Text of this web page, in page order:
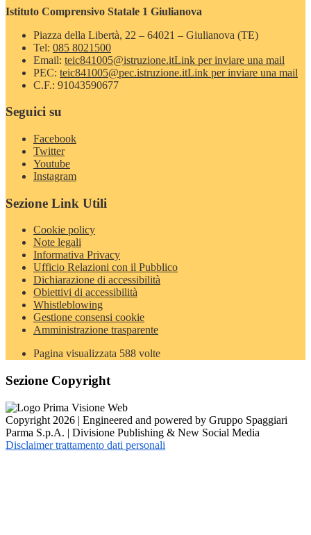
Istituto Comprensivo Statale 1 Giulianova
Piazza della Libertà, 22 – 64021 – Giulianova (TE)
Tel: 085 8021500
Email: teic841005@istruzione.itLink per inviare una mail
PEC: teic841005@pec.istruzione.itLink per inviare una mail
C.F.: 91043590677
Seguici su
Facebook
Twitter
Youtube
Instagram
Sezione Link Utili
Cookie policy
Note legali
Informativa Privacy
Ufficio Relazioni con il Pubblico
Dichiarazione di accessibilità
Obiettivi di accessibilità
Whistleblowing
Gestione consensi cookie
Amministrazione trasparente
Pagina visualizzata 588 volte
Sezione Copyright
Copyright 2026 | Engineered and powered by Gruppo Spaggiari
Parma S.p.A. | Divisione Publishing & New Social Media
Disclaimer trattamento dati personali